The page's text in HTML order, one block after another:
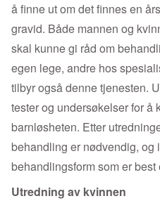
å finne ut om det finnes en
gravid. Både mannen og
skal kunne gi råd om
egen lege, andre hos
tilbyr også denne tjenesten.
tester og undersøkelser for å
barnløsheten. Etter
behandling er nødvendig, og
behandlingsform som er best
Utredning av kvinnen